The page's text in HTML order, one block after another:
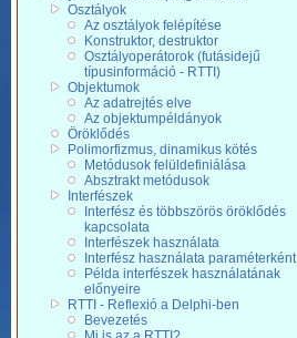
Osztályok
Az osztályok felépítése
Konstruktor, destruktor
Osztályoperátorok (futásidejű
típusinformáció - RTTI)
Objektumok
Az adatrejtés elve
Az objektumpéldányok
Öröklődés
Polimorfizmus, dinamikus kötés
Metódusok felüldefiniálása
Absztrakt metódusok
Interfészek
Interfész és többszörös öröklődés
kapcsolata
Interfészek használata
Interfész használata paraméterként
Példa interfészek használatának
előnyeire
RTTI - Reflexió a Delphi-ben
Bevezetés